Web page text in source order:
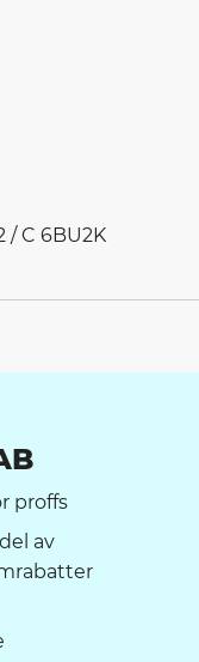
/ C 6BU2K
proffs
av